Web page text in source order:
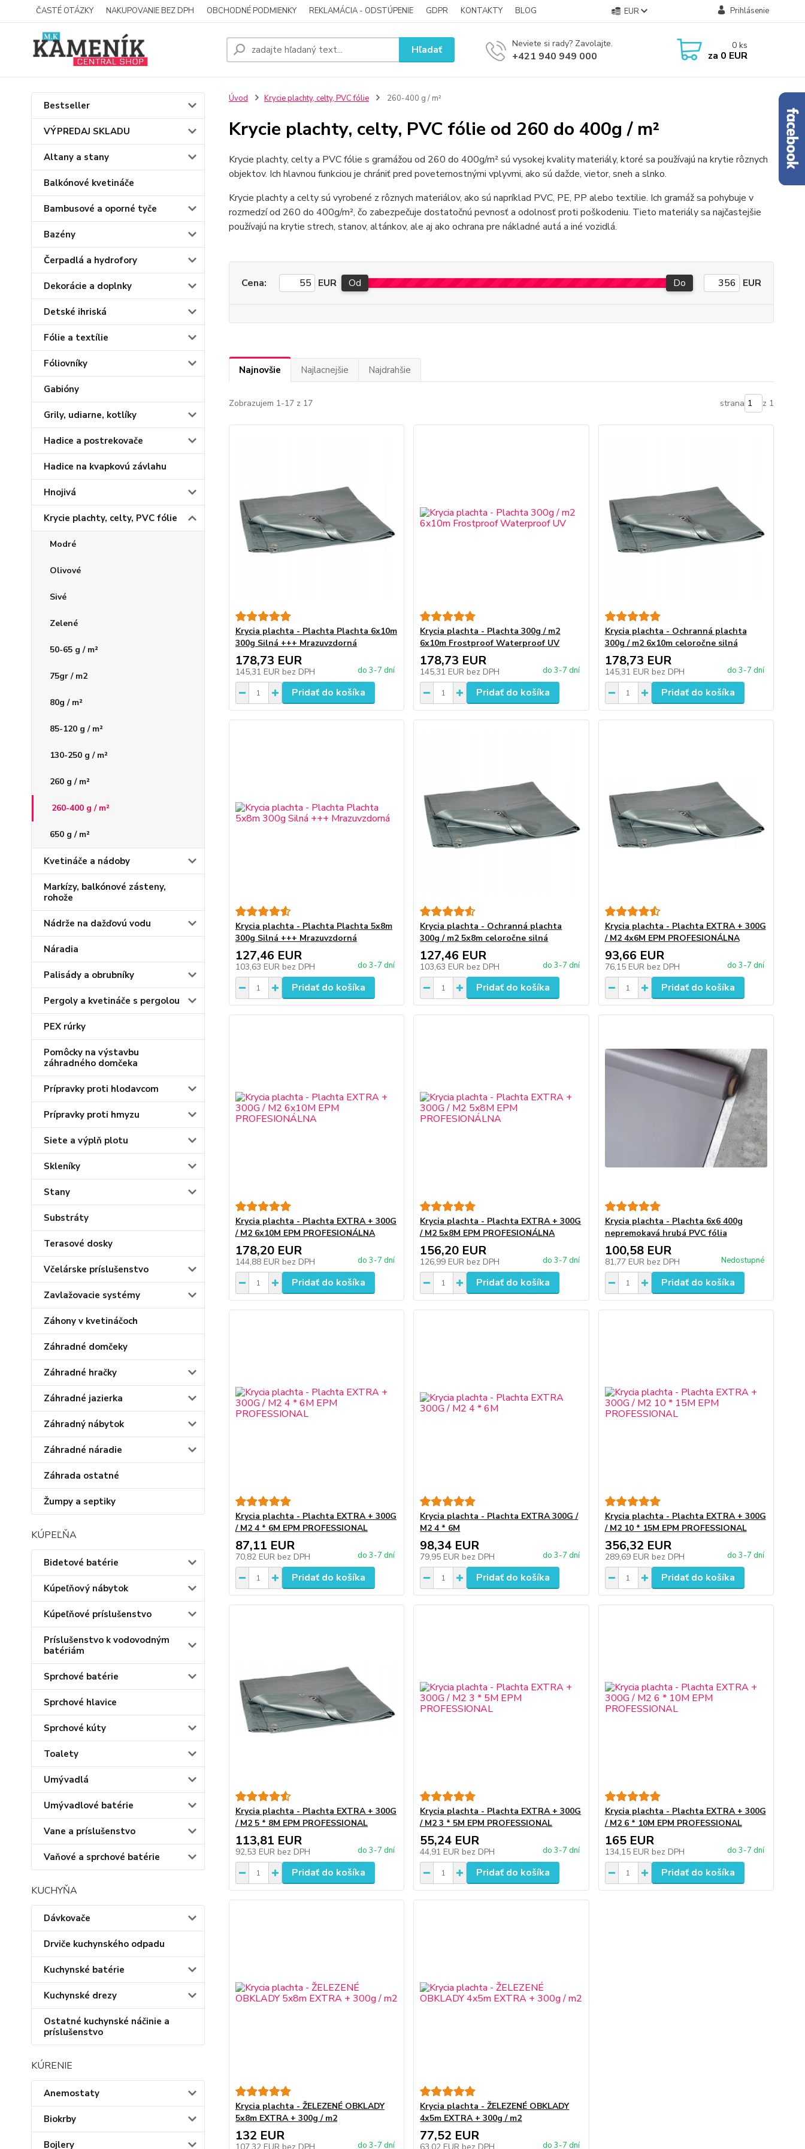
ČASTÉ OTÁZKY NAKUPOVANIE BEZ DPH OBCHODNÉ PODMIENKY REKLAMÁCIA - ODSTÚPENIE GDPR KONTAKTY BLOG EUR Prihlásenie
Hľadať Neviete si rady? Zavolajte.
+421 940 949 000
0 ks
za 0 EUR
Bestseller
VÝPREDAJ SKLADU
Altany a stany
Balkónové kvetináče
Bambusové a oporné tyče
Bazény
Čerpadlá a hydrofory
Dekorácie a doplnky
Detské ihriská
Fólie a textílie
Fóliovníky
Gabióny
Grily, udiarne, kotlíky
Hadice a postrekovače
Hadice na kvapkovú závlahu
Hnojivá
Krycie plachty, celty, PVC fólie
Modré
Olivové
Sivé
Zelené
50-65 g / m²
75gr / m2
80g / m²
85-120 g / m²
130-250 g / m²
260 g / m²
260-400 g / m²
650 g / m²
Kvetináče a nádoby
Markízy, balkónové zásteny,
rohože
Nádrže na dažďovú vodu
Náradia
Palisády a obrubníky
Pergoly a kvetináče s pergolou
PEX rúrky
Pomôcky na výstavbu
záhradného domčeka
Prípravky proti hlodavcom
Prípravky proti hmyzu
Siete a výplň plotu
Skleníky
Stany
Substráty
Terasové dosky
Včelárske príslušenstvo
Zavlažovacie systémy
Záhony v kvetináčoch
Záhradné domčeky
Záhradné hračky
Záhradné jazierka
Záhradný nábytok
Záhradné náradie
Záhrada ostatné
Žumpy a septiky
KÚPEĽŇA
Bidetové batérie
Kúpeľňový nábytok
Kúpeľňové príslušenstvo
Príslušenstvo k vodovodným
batériám
Sprchové batérie
Sprchové hlavice
Sprchové kúty
Toalety
Umývadlá
Umývadlové batérie
Vane a príslušenstvo
Vaňové a sprchové batérie
KUCHYŇA
Dávkovače
Drviče kuchynského odpadu
Kuchynské batérie
Kuchynské drezy
Ostatné kuchynské náčinie a
príslušenstvo
KÚRENIE
Anemostaty
Biokrby
Bojlery
Úvod Krycie plachty, celty, PVC fólie 260-400 g / m²
Krycie plachty, celty, PVC fólie od 260 do 400g / m²
Krycie plachty, celty a PVC fólie s gramážou od 260 do 400g/m² sú vysokej kvality materiály, ktoré sa používajú na krytie rôznych
objektov. Ich hlavnou funkciou je chrániť pred poveternostnými vplyvmi, ako sú dažde, vietor, sneh a slnko.
Krycie plachty a celty sú vyrobené z rôznych materiálov, ako sú napríklad PVC, PE, PP alebo textilie. Ich gramáž sa pohybuje v
rozmedzí od 260 do 400g/m², čo zabezpečuje dostatočnú pevnosť a odolnosť proti poškodeniu. Tieto materiály sa najčastejšie
používajú na krytie strech, stanov, altánkov, ale aj ako ochrana pre nákladné autá a iné vozidlá.
Cena: EUR Od Do EUR
Najnovšie Najlacnejšie Najdrahšie
Zobrazujem 1-17 z 17 strana z 1
Krycia plachta - Plachta Plachta 6x10m
300g Silná +++ Mrazuvzdorná
178,73 EUR
145,31 EUR bez DPH do 3-7 dní
Pridať do košíka
Krycia plachta - Plachta 300g / m2
6x10m Frostproof Waterproof UV
178,73 EUR
145,31 EUR bez DPH do 3-7 dní
Pridať do košíka
Krycia plachta - Ochranná plachta
300g / m2 6x10m celoročne silná
178,73 EUR
145,31 EUR bez DPH do 3-7 dní
Pridať do košíka
Krycia plachta - Plachta Plachta 5x8m
300g Silná +++ Mrazuvzdorná
127,46 EUR
103,63 EUR bez DPH do 3-7 dní
Pridať do košíka
Krycia plachta - Ochranná plachta
300g / m2 5x8m celoročne silná
127,46 EUR
103,63 EUR bez DPH do 3-7 dní
Pridať do košíka
Krycia plachta - Plachta EXTRA + 300G
/ M2 4x6M EPM PROFESIONÁLNA
93,66 EUR
76,15 EUR bez DPH do 3-7 dní
Pridať do košíka
Krycia plachta - Plachta EXTRA + 300G
/ M2 6x10M EPM PROFESIONÁLNA
178,20 EUR
144,88 EUR bez DPH do 3-7 dní
Pridať do košíka
Krycia plachta - Plachta EXTRA + 300G
/ M2 5x8M EPM PROFESIONÁLNA
156,20 EUR
126,99 EUR bez DPH do 3-7 dní
Pridať do košíka
Krycia plachta - Plachta 6x6 400g
nepremokavá hrubá PVC fólia
100,58 EUR
81,77 EUR bez DPH Nedostupné
Pridať do košíka
Krycia plachta - Plachta EXTRA + 300G
/ M2 4 * 6M EPM PROFESSIONAL
87,11 EUR
70,82 EUR bez DPH do 3-7 dní
Pridať do košíka
Krycia plachta - Plachta EXTRA 300G /
M2 4 * 6M
98,34 EUR
79,95 EUR bez DPH do 3-7 dní
Pridať do košíka
Krycia plachta - Plachta EXTRA + 300G
/ M2 10 * 15M EPM PROFESSIONAL
356,32 EUR
289,69 EUR bez DPH do 3-7 dní
Pridať do košíka
Krycia plachta - Plachta EXTRA + 300G
/ M2 5 * 8M EPM PROFESSIONAL
113,81 EUR
92,53 EUR bez DPH do 3-7 dní
Pridať do košíka
Krycia plachta - Plachta EXTRA + 300G
/ M2 3 * 5M EPM PROFESSIONAL
55,24 EUR
44,91 EUR bez DPH do 3-7 dní
Pridať do košíka
Krycia plachta - Plachta EXTRA + 300G
/ M2 6 * 10M EPM PROFESSIONAL
165 EUR
134,15 EUR bez DPH do 3-7 dní
Pridať do košíka
Krycia plachta - ŽELEZENÉ OBKLADY
5x8m EXTRA + 300g / m2
132 EUR
do 3-7 dní
Krycia plachta - ŽELEZENÉ OBKLADY
4x5m EXTRA + 300g / m2
77,52 EUR
do 3-7 dní